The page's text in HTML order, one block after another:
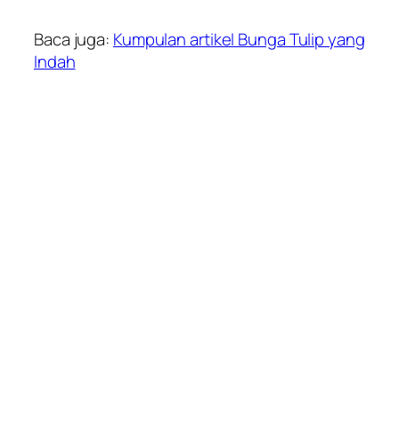
Baca juga: Kumpulan artikel Bunga Tulip yang
Indah